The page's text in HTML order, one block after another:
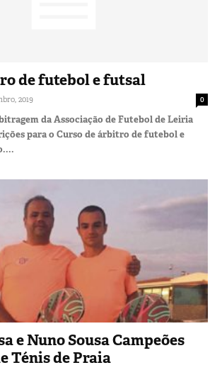
de futebol e futsal
2019 0
da Associação de Futebol de Leiria
para o Curso de árbitro de futebol e
e Nuno Sousa Campeões
Ténis de Praia